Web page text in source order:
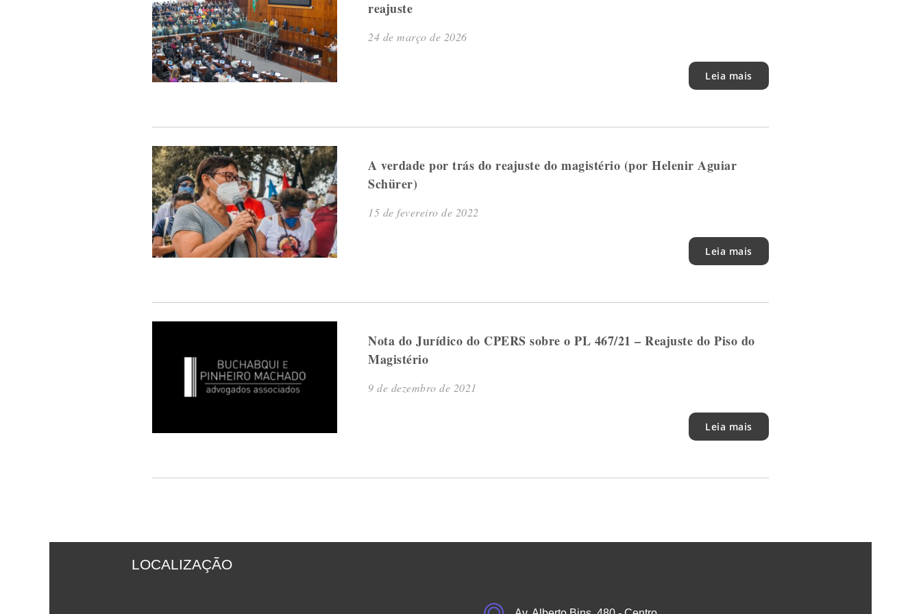
reajuste
24 de março de 2026
Leia mais
A verdade por trás do reajuste do magistério (por Helenir Aguiar
Schürer)
15 de fevereiro de 2022
Leia mais
Nota do Jurídico do CPERS sobre o PL 467/21 – Reajuste do Piso do
Magistério
9 de dezembro de 2021
Leia mais
LOCALIZAÇÃO